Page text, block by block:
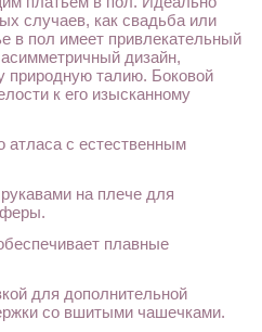
случаев, как свадьба или
в пол имеет привлекательный
дизайн,
природную талию. Боковой
к его изысканному
атласа с естественным
на плече для
плавные
для дополнительной
со вшитыми чашечками.